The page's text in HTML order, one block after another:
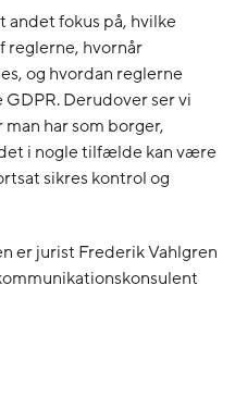
fokus på, hvilke
reglerne, hvornår
og hvordan reglerne
Derudover ser vi
har som borger,
i nogle tilfælde kan være
sikres kontrol og
er jurist Frederik Vahlgren